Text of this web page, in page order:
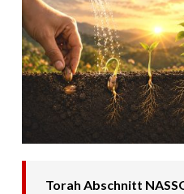
Torah Abschnitt